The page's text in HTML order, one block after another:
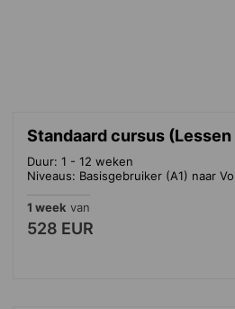
Standaard cursus
Duur: 1 - 12 weken
Niveaus: Basisgebruiker (A1) naar
1 week van
528 EUR